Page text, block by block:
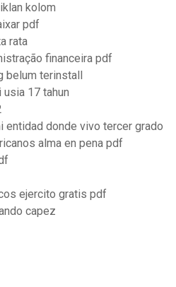
kolom
pdf
rata
financeira pdf
belum terinstall
17 tahun
entidad donde vivo tercer grado
alma en pena pdf
ejercito gratis pdf
capez